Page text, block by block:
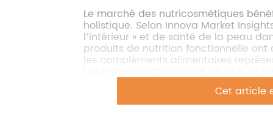
Cet article
Le marché des nutricosmétiques
holistique. Selon Innova Market
l’intérieur » et de santé de la peau
produits de nutrition fonctionnelle ont
les compléments alimentaires
alimentaires axés sur les soins
pour la beauté et d’autres besoins
avec des revendications